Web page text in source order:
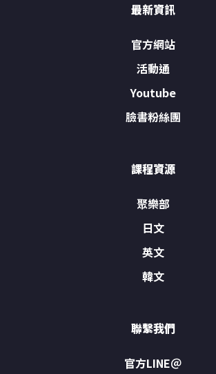
最新資訊
官方網站
活動通
Youtube
臉書粉絲團
課程資源
聚樂部
日文
英文
韓文
聯繫我們
官方LINE＠